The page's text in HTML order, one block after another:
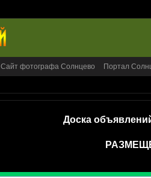
Сайт фотографа Солнцево Портал
Доска